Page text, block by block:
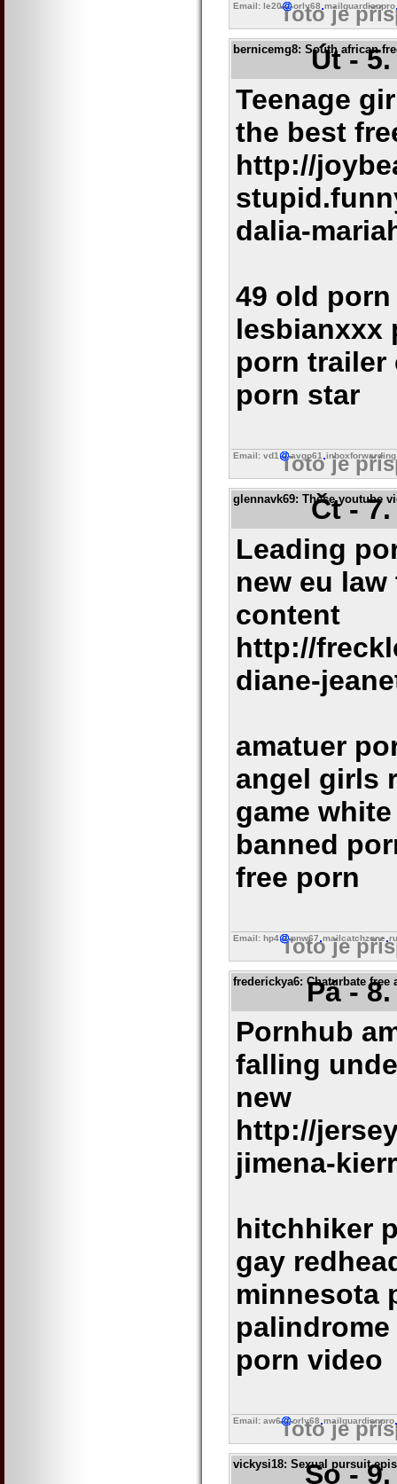
Email: le20 orly68 mailguardianpro
Toto je
bernicemg8: South african
Út -
Teenage
the best
http://
dalia-
49 old
lesbianxxx
porn trailer
porn star
Email: vd1 avgo61 inboxforwarding
Toto je
glennavk69: These youtube
Čt -
Leading
new eu
content
http://
diane-
amatuer
angel girls
game
banned
free porn
Email: hp4 pnw67 mailcatchzone
Toto je
frederickya6: Chaturbate free
Pá -
Pornhub
falling
new
http://
jimena-
hitchhiker
gay
minnesota
porn video
Email: aw6 orly68 mailguardianpro
Toto je
vickysi18: Sexual pursuit
So -